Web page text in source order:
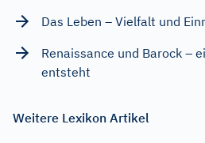
Das Leben – Vielfalt und
Renaissance und Barock –
entsteht
Weitere Lexikon Artikel